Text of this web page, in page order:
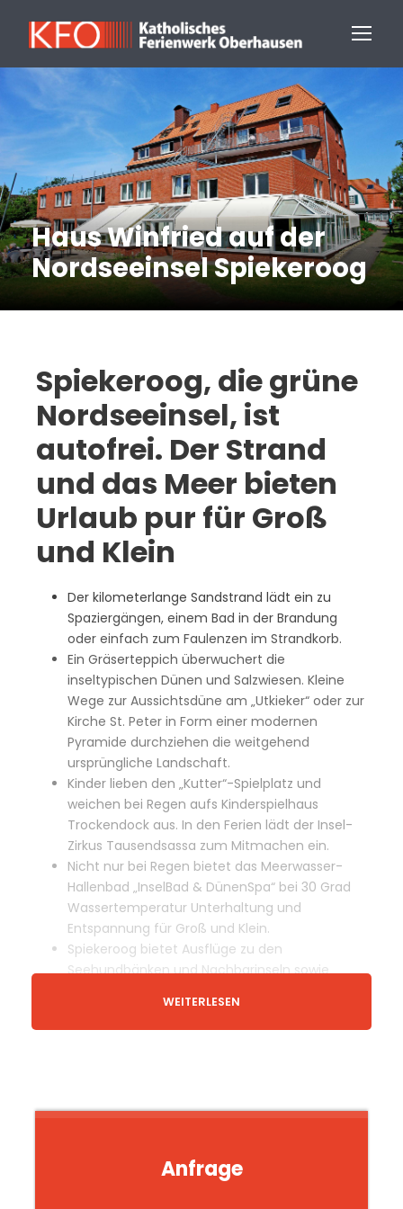
Haus Winfried auf der
Nordseeinsel Spiekeroog
Anfrage
Spiekeroog, die grüne
Nordseeinsel, ist
autofrei. Der Strand
und das Meer bieten
Urlaub pur für Groß
und Klein
Der kilometerlange Sandstrand lädt ein zu
Spaziergängen, einem Bad in der Brandung
oder einfach zum Faulenzen im Strandkorb.
Ein Gräserteppich überwuchert die
inseltypischen Dünen und Salzwiesen. Kleine
Wege zur Aussichtsdüne am „Utkieker“ oder zur
Kirche St. Peter in Form einer modernen
Pyramide durchziehen die weitgehend
ursprüngliche Landschaft.
Kinder lieben den „Kutter“-Spielplatz und
weichen bei Regen aufs Kinderspielhaus
Trockendock aus. In den Ferien lädt der Insel-
Zirkus Tausendsassa zum Mitmachen ein.
Nicht nur bei Regen bietet das Meerwasser-
Hallenbad „InselBad & DünenSpa“ bei 30 Grad
Wassertemperatur Unterhaltung und
Entspannung für Groß und Klein.
Spiekeroog bietet Ausflüge zu den
Seehundbänken und Nachbarinseln sowie
geführte Ausritte mit Pferden. Spielen Sie Boule,
Tennis und Minigolf und besuchen Sie das
hohen Bäumen überragt. Boutiquen und
Waffel- und Teestuben, Restaurants und
kleinen Kneipen ab.
WEITERLESEN